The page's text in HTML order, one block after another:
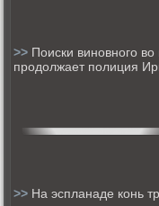
>> Поиски виновного во
продолжает полиция
>> На эспланаде конь